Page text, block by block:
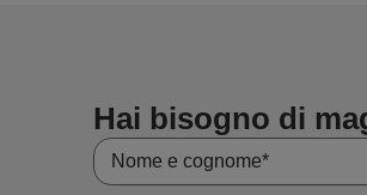
Hai bisogno di